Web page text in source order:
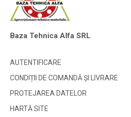
Baza Tehnica Alfa SRL
AUTENTIFICARE
CONDIȚII DE COMANDĂ ȘI LIVRARE
PROTEJAREA DATELOR
HARTĂ SITE